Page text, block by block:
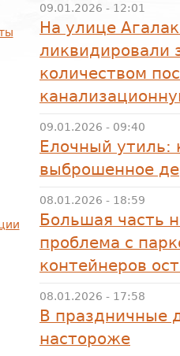
09.01.2026 - 12:01
На улице
ликвидировали
количеством
09.01.2026 - 09:40
Елочный утиль:
выброшенное
08.01.2026 - 18:59
Большая часть
проблема с
контейнеров
08.01.2026 - 17:58
В праздничные
настороже